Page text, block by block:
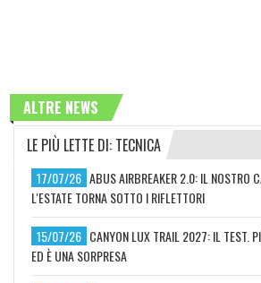
ALTRE NEWS
LE PIÙ LETTE DI: TECNICA
17/07/26 ABUS AIRBREAKER 2.0: IL NOSTRO
L'ESTATE TORNA SOTTO I RIFLETTORI
15/07/26 CANYON LUX TRAIL 2027: IL TEST.
ED È UNA SORPRESA